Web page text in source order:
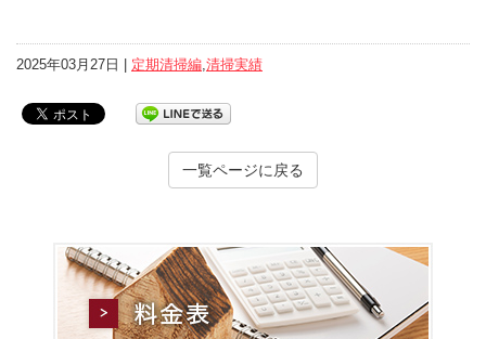
2025年03月27日 | 定期清掃編 清掃実績
一覧ページに戻る